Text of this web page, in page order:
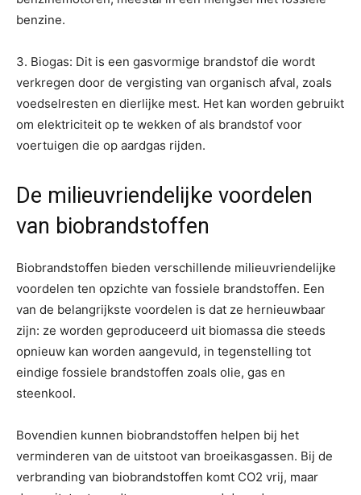
benzine.
3. Biogas: Dit is een gasvormige brandstof die wordt
verkregen door de vergisting van organisch afval, zoals
voedselresten en dierlijke mest. Het kan worden gebruikt
om elektriciteit op te wekken of als brandstof voor
voertuigen die op aardgas rijden.
De milieuvriendelijke voordelen
van biobrandstoffen
Biobrandstoffen bieden verschillende milieuvriendelijke
voordelen ten opzichte van fossiele brandstoffen. Een
van de belangrijkste voordelen is dat ze hernieuwbaar
zijn: ze worden geproduceerd uit biomassa die steeds
opnieuw kan worden aangevuld, in tegenstelling tot
eindige fossiele brandstoffen zoals olie, gas en
steenkool.
Bovendien kunnen biobrandstoffen helpen bij het
verminderen van de uitstoot van broeikasgassen. Bij de
verbranding van biobrandstoffen komt CO2 vrij, maar